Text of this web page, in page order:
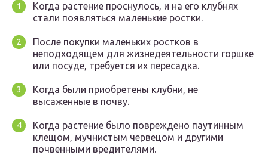
Когда растение проснулось, и на его клубнях
стали появляться маленькие ростки.
После покупки маленьких ростков в
неподходящем для жизнедеятельности горшке
или посуде, требуется их пересадка.
Когда были приобретены клубни, не
высаженные в почву.
Когда растение было повреждено паутинным
клещом, мучнистым червецом и другими
почвенными вредителями.